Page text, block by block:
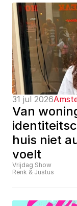
31 jul 2026
Van
huis niet
voelt
Vrijdag Show
Renk & Justus